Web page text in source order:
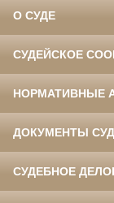
О СУДЕ
СУДЕЙСКОЕ
НОРМАТИВНЫЕ
ДОКУМЕНТЫ
СУДЕБНОЕ